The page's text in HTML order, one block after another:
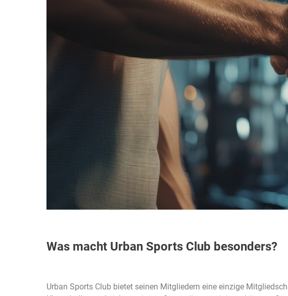
Was macht Urban Sports Club besonders?
Urban Sports Club bietet seinen Mitgliedern eine einzige